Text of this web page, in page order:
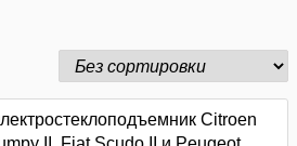
Citroen